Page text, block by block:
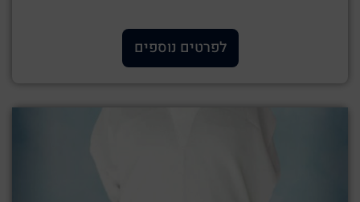
לפרטים נוספים